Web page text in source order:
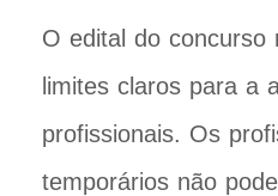
O edital do concurso
limites claros para a
profissionais. Os
temporários não